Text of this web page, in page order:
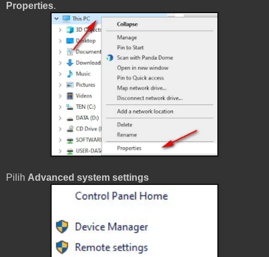
Properties.
Pilih Advanced system settings